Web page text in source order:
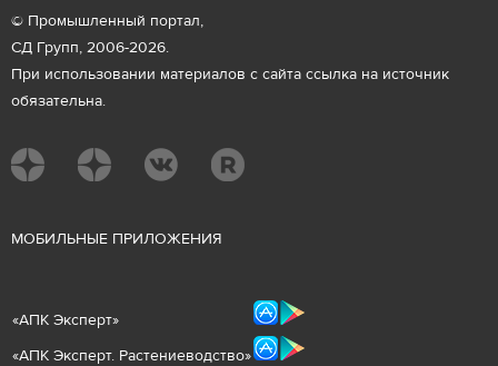
© Промышленный портал,
СД Групп, 2006-2026.
При использовании материалов с сайта ссылка на источник
обязательна.
МОБИЛЬНЫЕ ПРИЛОЖЕНИЯ
«АПК Эксперт»
«АПК Эксперт. Растениеводство»